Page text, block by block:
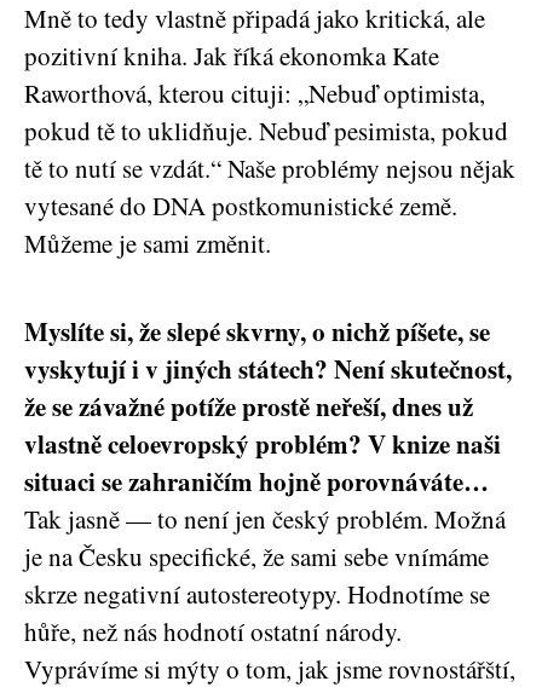
Mně to tedy vlastně připadá jako kritická, ale
pozitivní kniha. Jak říká ekonomka Kate
Raworthová, kterou cituji: „Nebuď optimista,
pokud tě to uklidňuje. Nebuď pesimista, pokud
tě to nutí se vzdát.“ Naše problémy nejsou nějak
vytesané do DNA postkomunistické země.
Můžeme je sami změnit.
Myslíte si, že slepé skvrny, o nichž píšete, se
vyskytují i v jiných státech? Není skutečnost,
že se závažné potíže prostě neřeší, dnes už
vlastně celoevropský problém? V knize naši
situaci se zahraničím hojně porovnáváte…
Tak jasně — to není jen český problém. Možná
je na Česku specifické, že sami sebe vnímáme
skrze negativní autostereotypy. Hodnotíme se
hůře, než nás hodnotí ostatní národy.
Vyprávíme si mýty o tom, jak jsme rovnostářští,